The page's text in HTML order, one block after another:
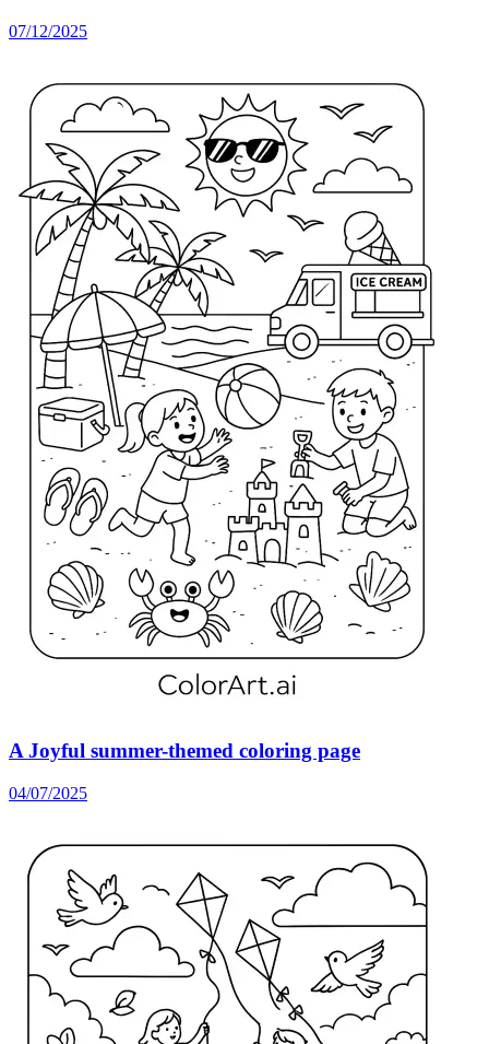
07/12/2025
A Joyful summer-themed coloring page
04/07/2025